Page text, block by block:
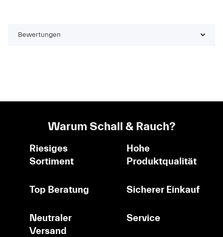
Bewertungen
Warum Schall & Rauch?
Riesiges
Sortiment
Hohe
Produktqualität
Top Beratung Sicherer Einkauf
Neutraler
Versand
Service